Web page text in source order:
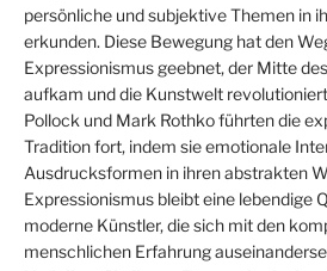
persönliche und subjektive Themen in
erkunden. Diese Bewegung hat den
Expressionismus geebnet, der Mitte
aufkam und die Kunstwelt
Pollock und Mark Rothko führten die
Tradition fort, indem sie emotionale
Ausdrucksformen in ihren abstrakten
Expressionismus bleibt eine lebendige
moderne Künstler, die sich mit den
menschlichen Erfahrung